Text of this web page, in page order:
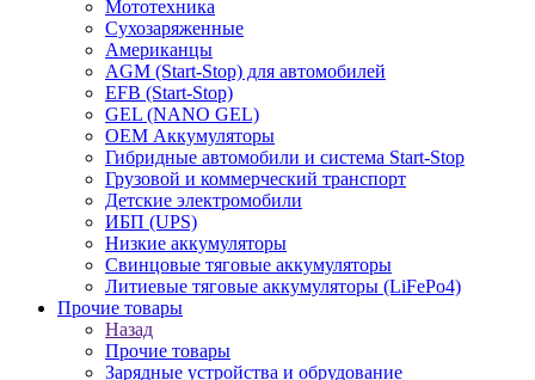
Мототехника
Сухозаряженные
Американцы
AGM (Start-Stop) для автомобилей
EFB (Start-Stop)
GEL (NANO GEL)
OEM Аккумуляторы
Гибридные автомобили и система Start-Stop
Грузовой и коммерческий транспорт
Детские электромобили
ИБП (UPS)
Низкие аккумуляторы
Свинцовые тяговые аккумуляторы
Литиевые тяговые аккумуляторы (LiFePo4)
Прочие товары
Назад
Прочие товары
Зарядные устройства и обрудование